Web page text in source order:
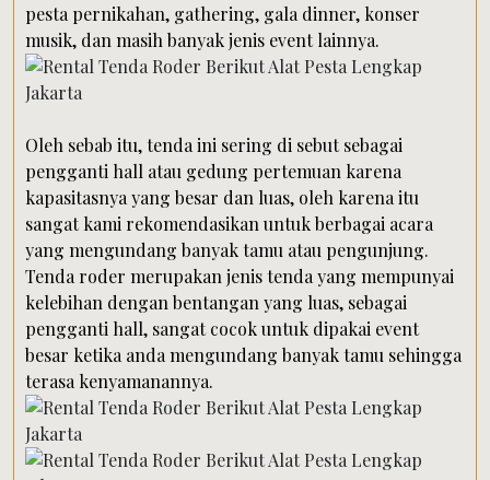
pesta pernikahan, gathering, gala dinner, konser
musik, dan masih banyak jenis event lainnya.
Oleh sebab itu, tenda ini sering di sebut sebagai
pengganti hall atau gedung pertemuan karena
kapasitasnya yang besar dan luas, oleh karena itu
sangat kami rekomendasikan untuk berbagai acara
yang mengundang banyak tamu atau pengunjung.
Tenda roder merupakan jenis tenda yang mempunyai
kelebihan dengan bentangan yang luas, sebagai
pengganti hall, sangat cocok untuk dipakai event
besar ketika anda mengundang banyak tamu sehingga
terasa kenyamanannya.